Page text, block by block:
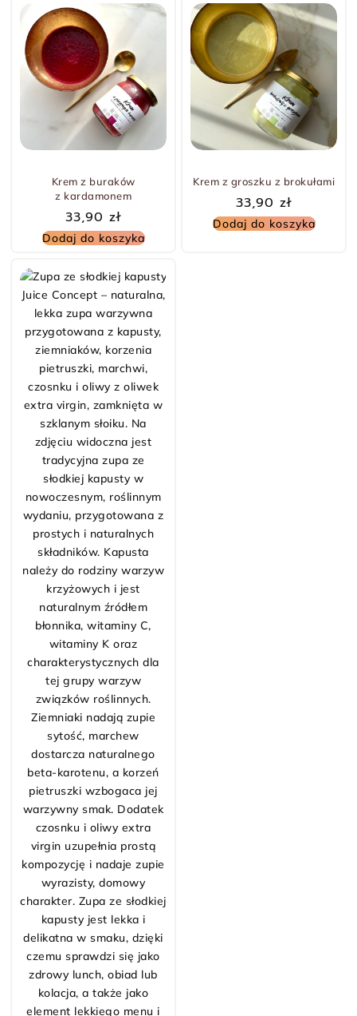
Krem z buraków
z kardamonem
33,90 zł
Dodaj do koszyka
Krem z groszku z brokułami
33,90 zł
Dodaj do koszyka